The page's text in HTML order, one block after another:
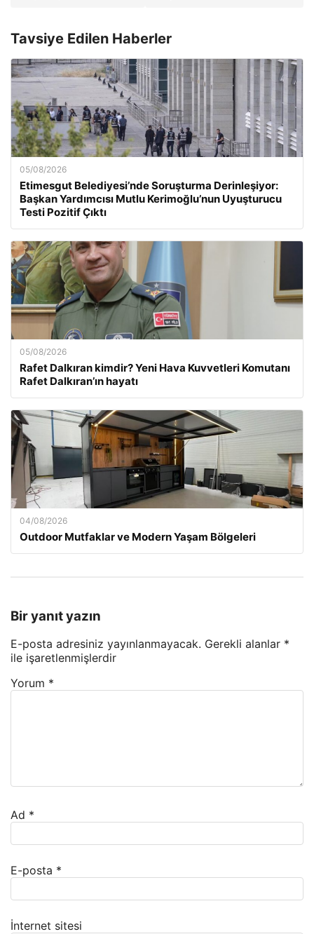
Tavsiye Edilen Haberler
05/08/2026
Etimesgut Belediyesi’nde Soruşturma Derinleşiyor:
Başkan Yardımcısı Mutlu Kerimoğlu’nun Uyuşturucu
Testi Pozitif Çıktı
05/08/2026
Rafet Dalkıran kimdir? Yeni Hava Kuvvetleri Komutanı
Rafet Dalkıran’ın hayatı
04/08/2026
Outdoor Mutfaklar ve Modern Yaşam Bölgeleri
Bir yanıt yazın
E-posta adresiniz yayınlanmayacak. Gerekli alanlar *
ile işaretlenmişlerdir
Yorum *
Ad *
E-posta *
İnternet sitesi